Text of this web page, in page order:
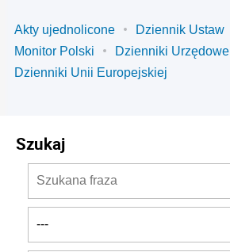
Akty ujednolicone
Dziennik Ustaw
Monitor Polski
Dzienniki Urzędowe
Dzienniki Unii Europejskiej
Szukaj